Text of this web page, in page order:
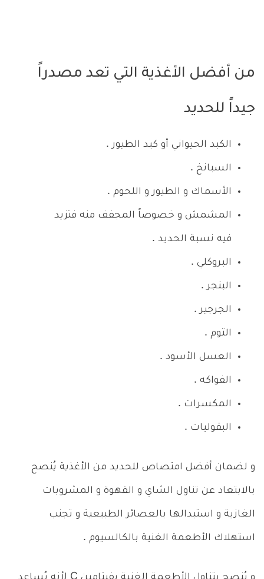
من أفضل الأغذية التي تعد مصدراً
جيداً للحديد
الكبد الحيواني أو كبد الطيور .
السبانخ .
الأسماك و الطيور و اللحوم .
المشمش و خصوصاً المجفف منه فتزيد
فيه نسبة الحديد .
البروكلي .
البنجر .
الجرجير .
الثوم .
العسل الأسود .
الفواكه .
المكسرات .
البقوليات .
و لضمان أفضل امتصاص للحديد من الأغذية يُنصح
بالابتعاد عن تناول الشاي و القهوة و المشروبات
الغازية و استبدالها بالعصائر الطبيعية و تجنب
استهلاك الأطعمة الغنية بالكالسيوم .